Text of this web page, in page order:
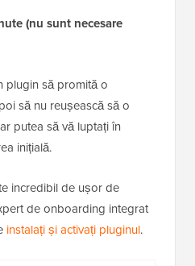
(nu sunt necesare
plugin să promită o
să nu reușească să o
putea să vă luptați în
inițială.
incredibil de ușor de
de onboarding integrat
instalați și activați pluginul.